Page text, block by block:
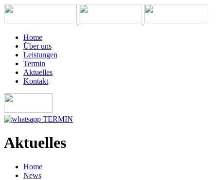
Home
Über uns
Leistungen
Termin
Aktuelles
Kontakt
TERMIN
Aktuelles
Home
News